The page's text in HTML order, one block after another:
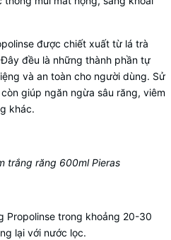
được chiết xuất từ lá trà
đều là những thành phần tự
và an toàn cho người dùng. Sử
giúp ngăn ngừa sâu răng, viêm
khác.
trắng răng 600ml Pieras
Propolinse trong khoảng 20-30
lại với nước lọc.